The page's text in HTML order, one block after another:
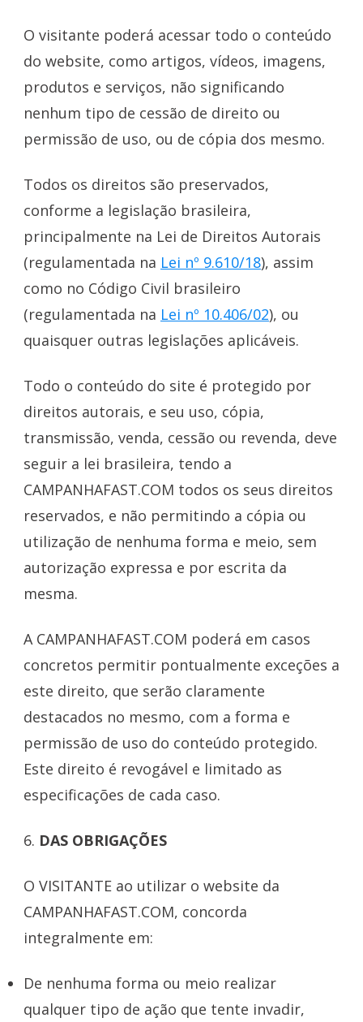
O visitante poderá acessar todo o conteúdo
do website, como artigos, vídeos, imagens,
produtos e serviços, não significando
nenhum tipo de cessão de direito ou
permissão de uso, ou de cópia dos mesmo.
Todos os direitos são preservados,
conforme a legislação brasileira,
principalmente na Lei de Direitos Autorais
(regulamentada na Lei nº 9.610/18), assim
como no Código Civil brasileiro
(regulamentada na Lei nº 10.406/02), ou
quaisquer outras legislações aplicáveis.
Todo o conteúdo do site é protegido por
direitos autorais, e seu uso, cópia,
transmissão, venda, cessão ou revenda, deve
seguir a lei brasileira, tendo a
CAMPANHAFAST.COM todos os seus direitos
reservados, e não permitindo a cópia ou
utilização de nenhuma forma e meio, sem
autorização expressa e por escrita da
mesma.
A CAMPANHAFAST.COM poderá em casos
concretos permitir pontualmente exceções a
este direito, que serão claramente
destacados no mesmo, com a forma e
permissão de uso do conteúdo protegido.
Este direito é revogável e limitado as
especificações de cada caso.
6. DAS OBRIGAÇÕES
O VISITANTE ao utilizar o website da
CAMPANHAFAST.COM, concorda
integralmente em:
De nenhuma forma ou meio realizar
qualquer tipo de ação que tente invadir,